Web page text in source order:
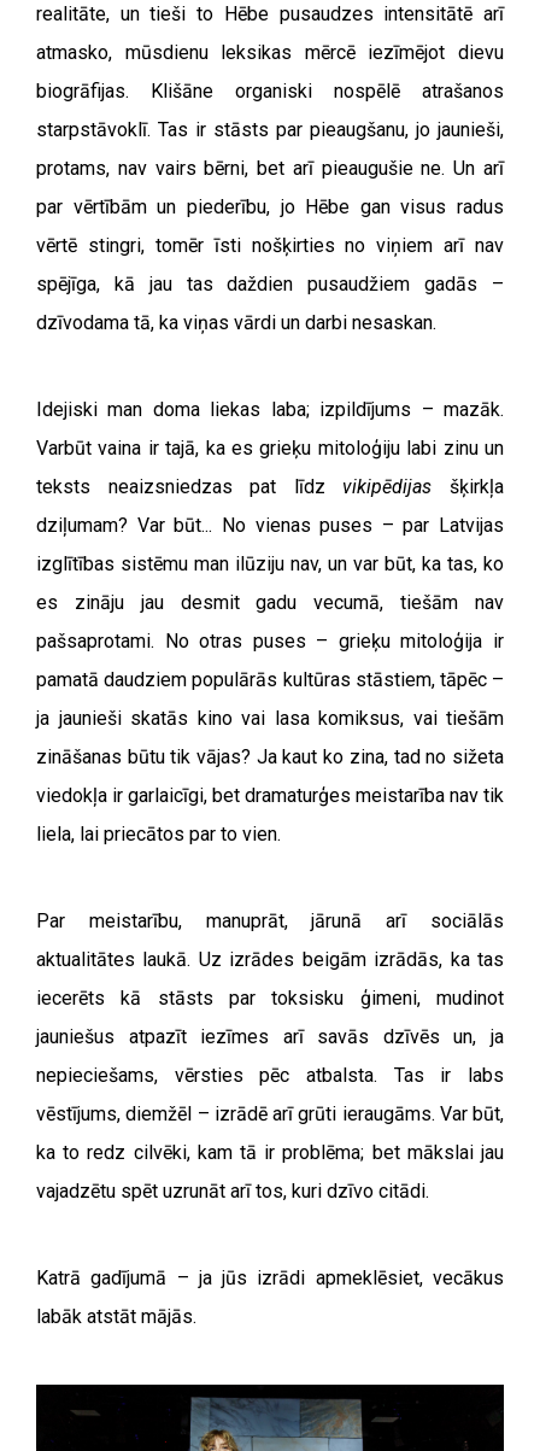
realitāte, un tieši to Hēbe pusaudzes intensitātē arī
atmasko, mūsdienu leksikas mērcē iezīmējot dievu
biogrāfijas. Klišāne organiski nospēlē atrašanos
starpstāvoklī. Tas ir stāsts par pieaugšanu, jo jaunieši,
protams, nav vairs bērni, bet arī pieaugušie ne. Un arī
par vērtībām un piederību, jo Hēbe gan visus radus
vērtē stingri, tomēr īsti nošķirties no viņiem arī nav
spējīga, kā jau tas daždien pusaudžiem gadās –
dzīvodama tā, ka viņas vārdi un darbi nesaskan.
Idejiski man doma liekas laba; izpildījums – mazāk.
Varbūt vaina ir tajā, ka es grieķu mitoloģiju labi zinu un
teksts neaizsniedzas pat līdz vikipēdijas šķirkļa
dziļumam? Var būt... No vienas puses – par Latvijas
izglītības sistēmu man ilūziju nav, un var būt, ka tas, ko
es zināju jau desmit gadu vecumā, tiešām nav
pašsaprotami. No otras puses – grieķu mitoloģija ir
pamatā daudziem populārās kultūras stāstiem, tāpēc –
ja jaunieši skatās kino vai lasa komiksus, vai tiešām
zināšanas būtu tik vājas? Ja kaut ko zina, tad no sižeta
viedokļa ir garlaicīgi, bet dramaturģes meistarība nav tik
liela, lai priecātos par to vien.
Par meistarību, manuprāt, jārunā arī sociālās
aktualitātes laukā. Uz izrādes beigām izrādās, ka tas
iecerēts kā stāsts par toksisku ģimeni, mudinot
jauniešus atpazīt iezīmes arī savās dzīvēs un, ja
nepieciešams, vērsties pēc atbalsta. Tas ir labs
vēstījums, diemžēl – izrādē arī grūti ieraugāms. Var būt,
ka to redz cilvēki, kam tā ir problēma; bet mākslai jau
vajadzētu spēt uzrunāt arī tos, kuri dzīvo citādi.
Katrā gadījumā – ja jūs izrādi apmeklēsiet, vecākus
labāk atstāt mājās.